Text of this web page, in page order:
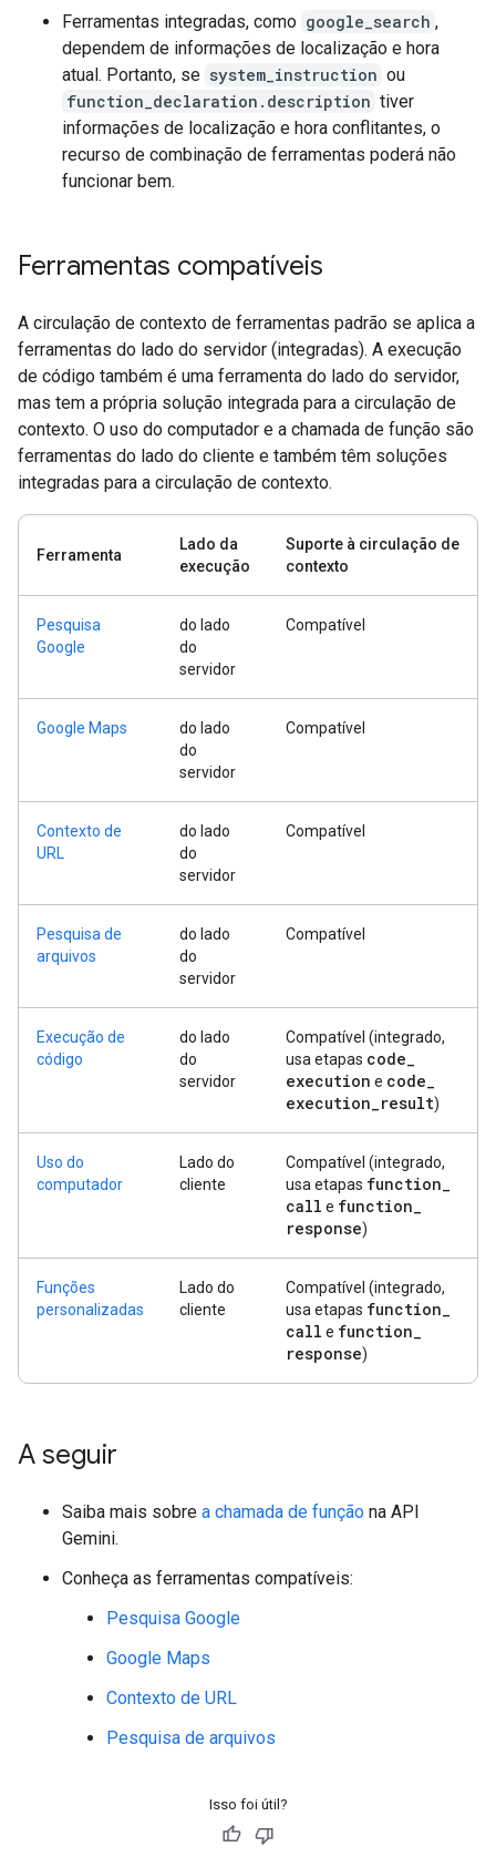
Ferramentas integradas, como google_search ,
dependem de informações de localização e hora
atual. Portanto, se system_instruction ou
function_declaration.description tiver
informações de localização e hora conflitantes, o
recurso de combinação de ferramentas poderá não
funcionar bem.
Ferramentas compatíveis
A circulação de contexto de ferramentas padrão se aplica a
ferramentas do lado do servidor (integradas). A execução
de código também é uma ferramenta do lado do servidor,
mas tem a própria solução integrada para a circulação de
contexto. O uso do computador e a chamada de função são
ferramentas do lado do cliente e também têm soluções
integradas para a circulação de contexto.
Ferramenta
Lado da
execução
Suporte à circulação de
contexto
Pesquisa
Google
do lado
do
servidor
Compatível
Google Maps
do lado
do
servidor
Compatível
Contexto de
URL
do lado
do
servidor
Compatível
Pesquisa de
arquivos
do lado
do
servidor
Compatível
Execução de
código
do lado
do
servidor
Compatível (integrado,
usa etapas code_
execution e code_
execution_result)
Uso do
computador
Lado do
cliente
Compatível (integrado,
usa etapas function_
call e function_
response)
Funções
personalizadas
Lado do
cliente
Compatível (integrado,
usa etapas function_
call e function_
response)
A seguir
Saiba mais sobre a chamada de função na API
Gemini.
Conheça as ferramentas compatíveis:
Pesquisa Google
Google Maps
Contexto de URL
Pesquisa de arquivos
Isso foi útil?